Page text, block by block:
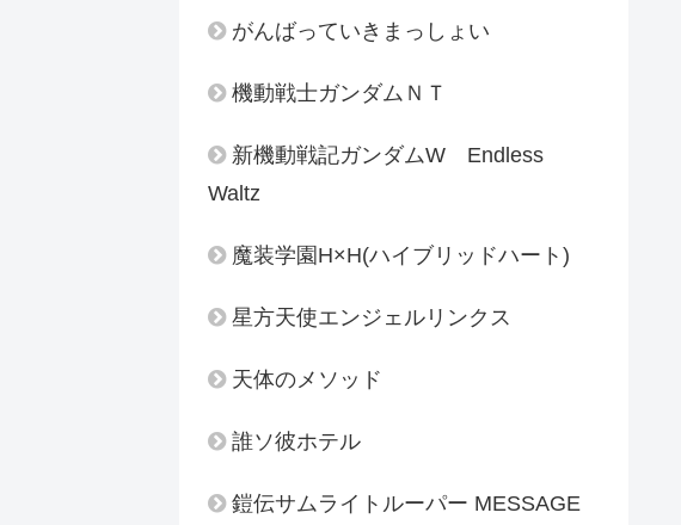
がんばっていきまっしょい
機動戦士ガンダムＮＴ
新機動戦記ガンダムW Endless
Waltz
魔装学園H×H(ハイブリッドハート)
星方天使エンジェルリンクス
天体のメソッド
誰ソ彼ホテル
鎧伝サムライトルーパー MESSAGE